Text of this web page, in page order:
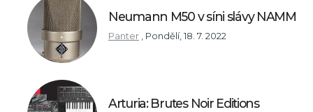
Neumann M50 v síni slávy NAMM
Panter Pondělí, 18. 7. 2022
Arturia: Brutes Noir Editions